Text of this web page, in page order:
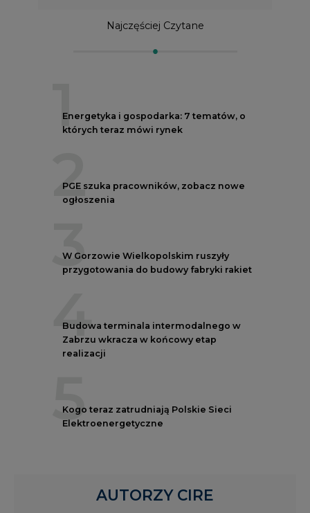
Najczęściej Czytane
1
Energetyka i gospodarka: 7 tematów, o
których teraz mówi rynek
2
PGE szuka pracowników, zobacz nowe
ogłoszenia
3
W Gorzowie Wielkopolskim ruszyły
przygotowania do budowy fabryki rakiet
4
Budowa terminala intermodalnego w
Zabrzu wkracza w końcowy etap
realizacji
5
Kogo teraz zatrudniają Polskie Sieci
Elektroenergetyczne
AUTORZY CIRE